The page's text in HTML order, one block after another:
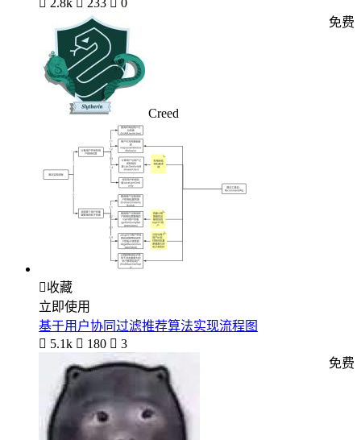
 2.8k  233  0
Creed
免费
收藏
立即使用
基于用户协同过滤推荐算法实现流程图
 5.1k  180  3
免费